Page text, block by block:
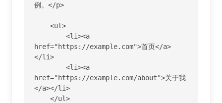
例。</p>
href="https://example.com">首页</a>
</li>
href="https://example.com/about">关于我
</a></li>